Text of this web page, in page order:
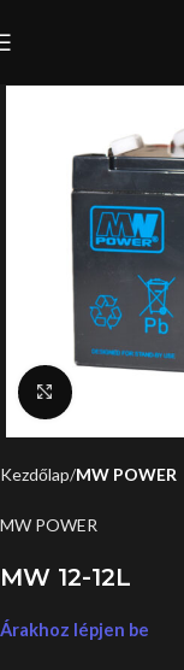
Click to enlarge
Kezdőlap MW POWER
MW POWER
MW 12-12L
Árakhoz lépjen be